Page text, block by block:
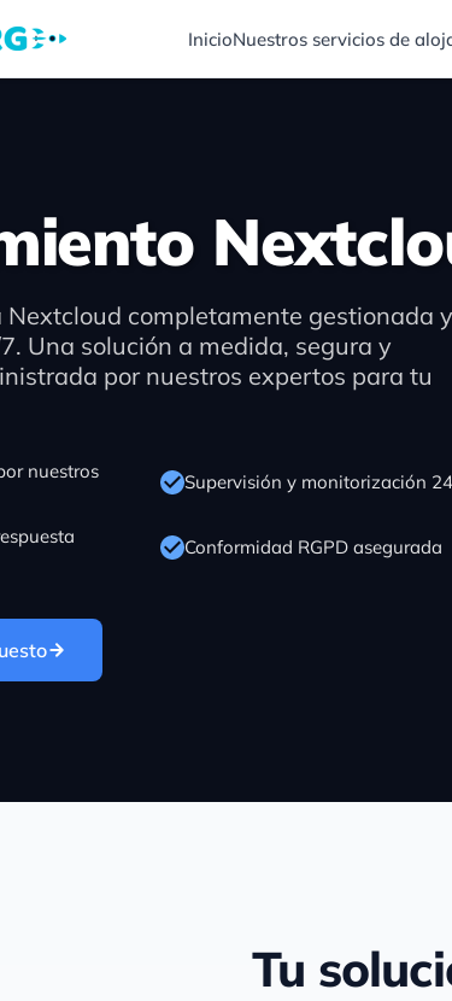
InicioNuestros servicios de
Nextcloud completamente gestionada y
Una solución a medida, segura y
por nuestros expertos para tu
nuestros
Supervisión y monitorización
Conformidad RGPD asegurada
Tu